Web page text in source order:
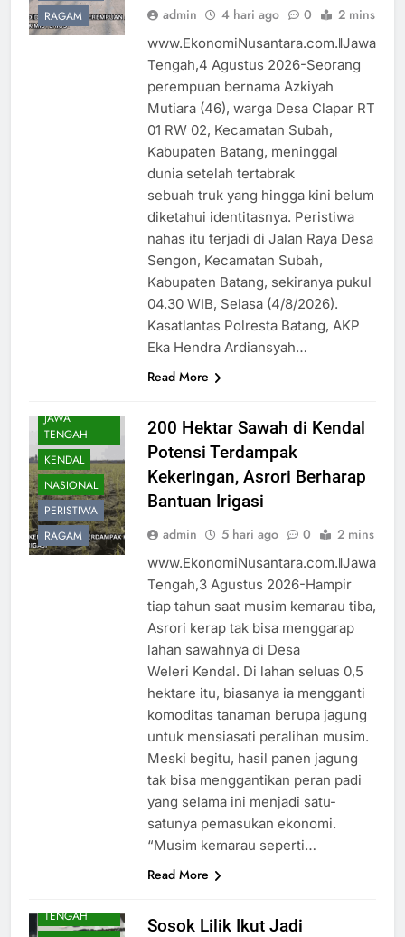
RAGAM
admin 4 hari ago 0 2 mins
www.EkonomiNusantara.com.ǁJawa
Tengah,4 Agustus 2026-Seorang
perempuan bernama Azkiyah
Mutiara (46), warga Desa Clapar RT
01 RW 02, Kecamatan Subah,
Kabupaten Batang, meninggal
dunia setelah tertabrak
sebuah truk yang hingga kini belum
diketahui identitasnya. Peristiwa
nahas itu terjadi di Jalan Raya Desa
Sengon, Kecamatan Subah,
Kabupaten Batang, sekiranya pukul
04.30 WIB, Selasa (4/8/2026).
Kasatlantas Polresta Batang, AKP
Eka Hendra Ardiansyah…
Read More
JAWA
TENGAH
KENDAL
NASIONAL
PERISTIWA
RAGAM
200 Hektar Sawah di Kendal
Potensi Terdampak
Kekeringan, Asrori Berharap
Bantuan Irigasi
admin 5 hari ago 0 2 mins
www.EkonomiNusantara.com.ǁJawa
Tengah,3 Agustus 2026-Hampir
tiap tahun saat musim kemarau tiba,
Asrori kerap tak bisa menggarap
lahan sawahnya di Desa
Weleri Kendal. Di lahan seluas 0,5
hektare itu, biasanya ia mengganti
komoditas tanaman berupa jagung
untuk mensiasati peralihan musim.
Meski begitu, hasil panen jagung
tak bisa menggantikan peran padi
yang selama ini menjadi satu-
satunya pemasukan ekonomi.
“Musim kemarau seperti…
Read More
TENGAH
Sosok Lilik Ikut Jadi